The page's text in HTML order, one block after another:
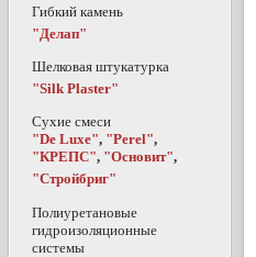
Гибкий камень
"Делап"
Шелковая штукатурка
"Silk Plaster"
Сухие смеси
"De Luxe", "Perel",
"КРЕПС", "Основит",
"Стройбриг"
Полиуретановые
гидроизоляционные
системы